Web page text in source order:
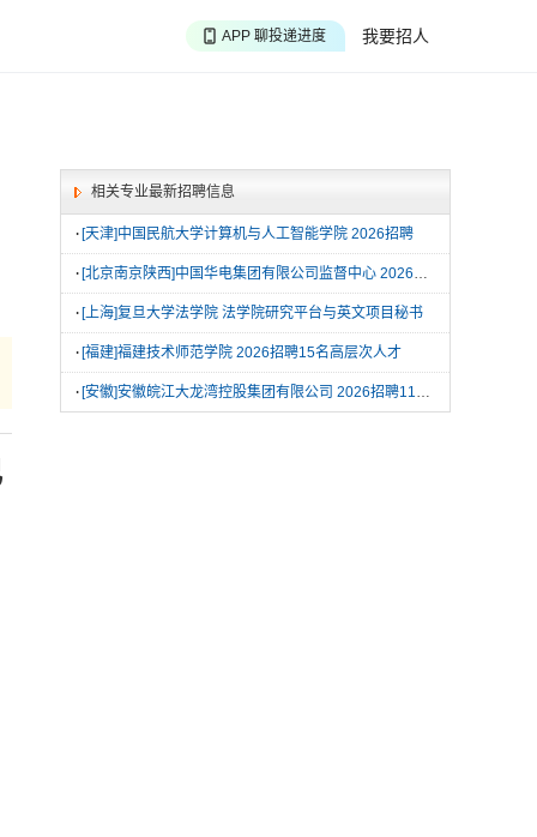
我要招人
APP 聊投递进度
相关专业最新招聘信息
· [天津]中国民航大学计算机与人工智能学院 2026招聘
· [北京南京陕西]中国华电集团有限公司监督中心 2026校园招聘
· [上海]复旦大学法学院 法学院研究平台与英文项目秘书
· [福建]福建技术师范学院 2026招聘15名高层次人才
· [安徽]安徽皖江大龙湾控股集团有限公司 2026招聘11名工作人员